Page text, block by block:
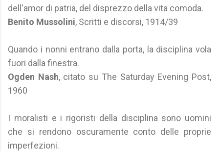
dell'amor di patria, del disprezzo della vita comoda.
Benito Mussolini, Scritti e discorsi, 1914/39
Quando i nonni entrano dalla porta, la disciplina vola
fuori dalla finestra.
Ogden Nash, citato su The Saturday Evening Post,
1960
I moralisti e i rigoristi della disciplina sono uomini
che si rendono oscuramente conto delle proprie
imperfezioni.